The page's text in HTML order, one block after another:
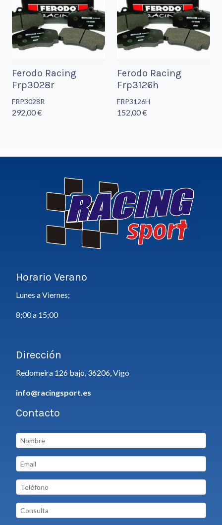
Ferodo Racing
Frp3028r
FRP3028R
292,00 €
Ferodo Racing
Frp3126h
FRP3126H
152,00 €
Horario Verano
Lunes a Viernes;
8;00 a 15;00
Dirección
Redomeira 126 bajo, 36206, Vigo
info@racingsport.es
Contacto